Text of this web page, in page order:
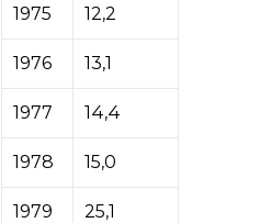
1975 12,2
1976 13,1
1977 14,4
1978 15,0
1979 25,1